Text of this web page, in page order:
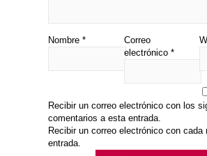
Nombre *
Correo
electrónico *
Recibir un correo electrónico con los
comentarios a esta entrada.
Recibir un correo electrónico con cada
entrada.